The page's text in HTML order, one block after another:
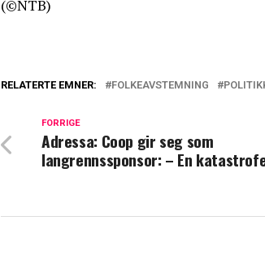
(©NTB)
RELATERTE EMNER: FOLKEAVSTEMNING
FORRIGE
Adressa: Coop gir seg som
langrennssponsor: – En